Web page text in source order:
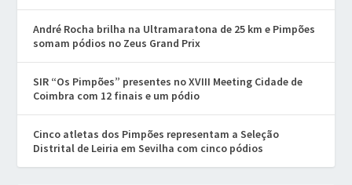
André Rocha brilha na Ultramaratona de 25 km e Pimpões
somam pódios no Zeus Grand Prix
SIR “Os Pimpões” presentes no XVIII Meeting Cidade de
Coimbra com 12 finais e um pódio
Cinco atletas dos Pimpões representam a Seleção
Distrital de Leiria em Sevilha com cinco pódios